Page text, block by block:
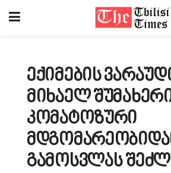
ექიმების
მიხაელ
კომატოზური
გამოსვლას